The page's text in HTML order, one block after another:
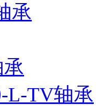
承
L-TV轴承